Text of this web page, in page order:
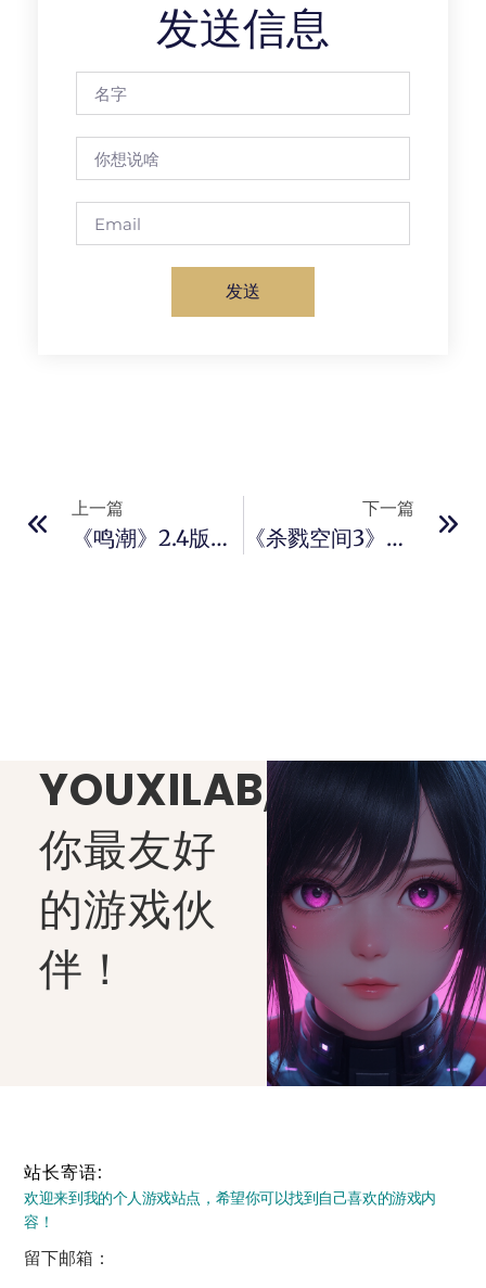
发送信息
发送
上一篇
《鸣潮》2.4版本新角色卡提希娅引爆玩家热情
下一篇
《杀戮空间3》发售日确定为7月24日 多平台同步推出
YOUXILAB,
你最友好
的游戏伙
伴！
站长寄语:
欢迎来到我的个人游戏站点，希望你可以找到自己喜欢的游戏内
容！
留下邮箱：